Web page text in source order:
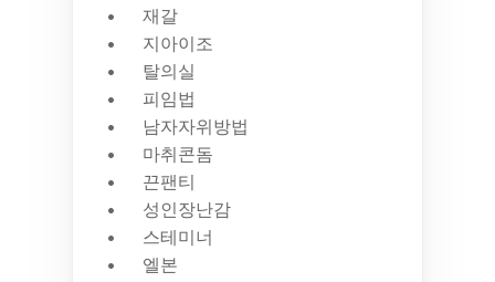
재갈
지아이조
탈의실
피임법
남자자위방법
마취콘돔
끈팬티
성인장난감
스테미너
엘본